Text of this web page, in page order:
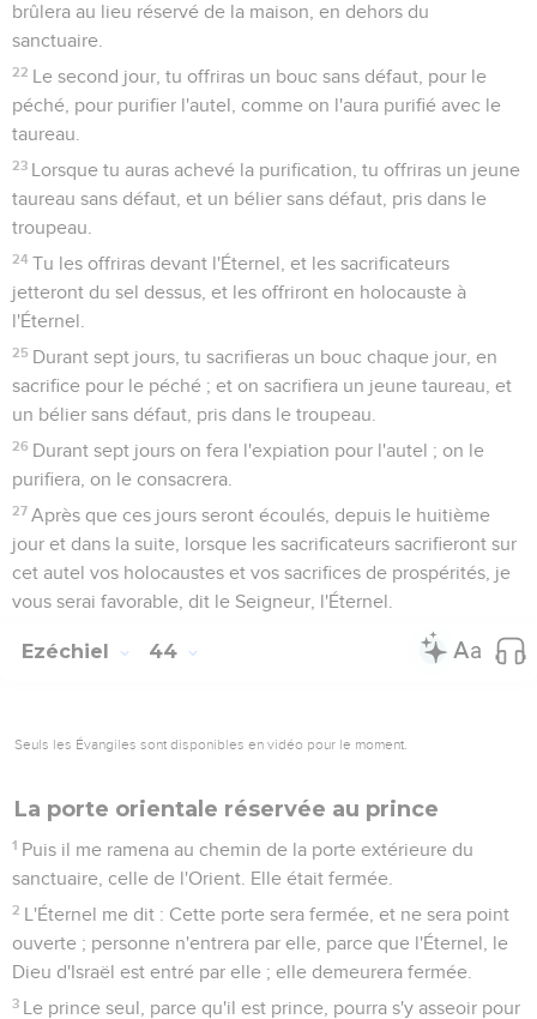
brûlera au lieu réservé de la maison, en dehors du
sanctuaire.
22 Le second jour, tu offriras un bouc sans défaut, pour le
péché, pour purifier l'autel, comme on l'aura purifié avec le
taureau.
23 Lorsque tu auras achevé la purification, tu offriras un jeune
taureau sans défaut, et un bélier sans défaut, pris dans le
troupeau.
24 Tu les offriras devant l'Éternel, et les sacrificateurs
jetteront du sel dessus, et les offriront en holocauste à
l'Éternel.
25 Durant sept jours, tu sacrifieras un bouc chaque jour, en
sacrifice pour le péché ; et on sacrifiera un jeune taureau, et
un bélier sans défaut, pris dans le troupeau.
26 Durant sept jours on fera l'expiation pour l'autel ; on le
purifiera, on le consacrera.
27 Après que ces jours seront écoulés, depuis le huitième
jour et dans la suite, lorsque les sacrificateurs sacrifieront sur
cet autel vos holocaustes et vos sacrifices de prospérités, je
vous serai favorable, dit le Seigneur, l'Éternel.
Ezéchiel 44
Seuls les Évangiles sont disponibles en vidéo pour le moment.
La porte orientale réservée au prince
1 Puis il me ramena au chemin de la porte extérieure du
sanctuaire, celle de l'Orient. Elle était fermée.
2 L'Éternel me dit : Cette porte sera fermée, et ne sera point
ouverte ; personne n'entrera par elle, parce que l'Éternel, le
Dieu d'Israël est entré par elle ; elle demeurera fermée.
3 Le prince seul, parce qu'il est prince, pourra s'y asseoir pour